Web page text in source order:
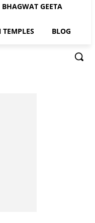
BHAGWAT GEETA
BLOG